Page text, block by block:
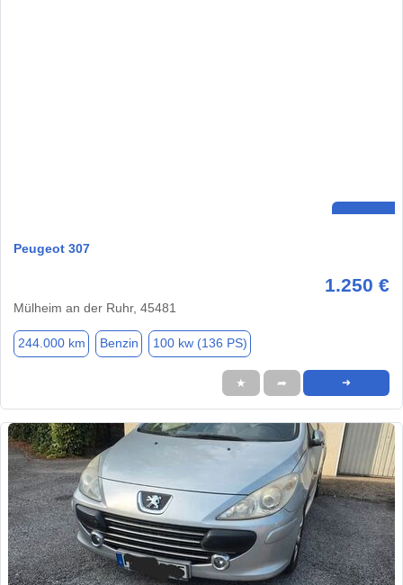
Peugeot 307
1.250 €
Mülheim an der Ruhr, 45481
244.000 km Benzin 100 kw (136 PS)
★ ➦ ➜